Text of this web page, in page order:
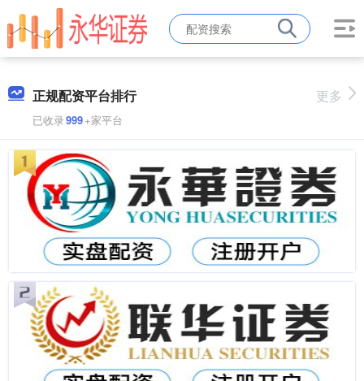
正规配资平台排行
已收录999+家平台
更多